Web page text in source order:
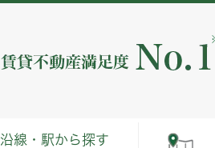
沿線・駅から探す